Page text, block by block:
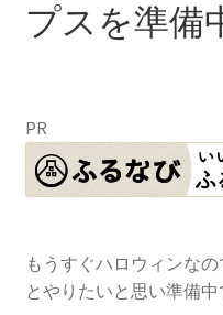
プスを準備
PR
もうすぐハロウィンな
とやりたいと思い準備中